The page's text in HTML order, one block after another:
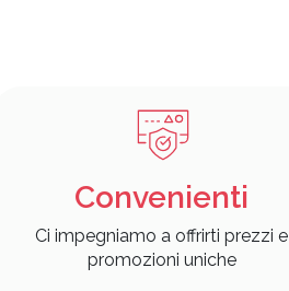
Convenienti
Ci impegniamo a offrirti prezzi e
promozioni uniche